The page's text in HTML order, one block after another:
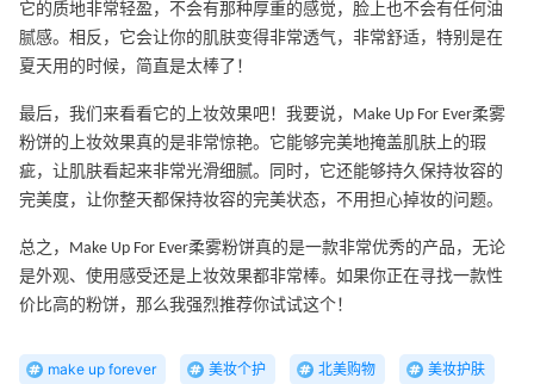
它的质地非常轻盈，不会有那种厚重的感觉，脸上也不会有任何油
腻感。相反，它会让你的肌肤变得非常透气，非常舒适，特别是在
夏天用的时候，简直是太棒了！
最后，我们来看看它的上妆效果吧！我要说，Make Up For Ever柔雾
粉饼的上妆效果真的是非常惊艳。它能够完美地掩盖肌肤上的瑕
疵，让肌肤看起来非常光滑细腻。同时，它还能够持久保持妆容的
完美度，让你整天都保持妆容的完美状态，不用担心掉妆的问题。
总之，Make Up For Ever柔雾粉饼真的是一款非常优秀的产品，无论
是外观、使用感受还是上妆效果都非常棒。如果你正在寻找一款性
价比高的粉饼，那么我强烈推荐你试试这个！
make up forever 美妆个护 北美购物 美妆护肤